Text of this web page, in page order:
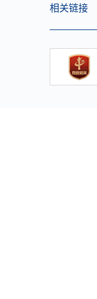
相关链接